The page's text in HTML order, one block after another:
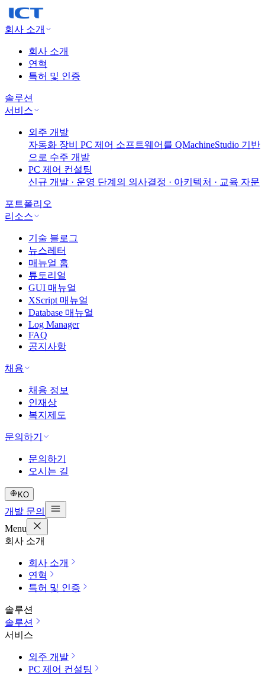
회사 소개
회사 소개
연혁
특허 및 인증
솔루션
서비스
외주 개발
자동화 장비 PC 제어 소프트웨어를 QMachineStudio 기반
으로 수주 개발
PC 제어 컨설팅
신규 개발 · 운영 단계의 의사결정 · 아키텍처 · 교육 자문
포트폴리오
리소스
기술 블로그
뉴스레터
매뉴얼 홈
튜토리얼
GUI 매뉴얼
XScript 매뉴얼
Database 매뉴얼
Log Manager
FAQ
공지사항
채용
채용 정보
인재상
복지제도
문의하기
문의하기
오시는 길
KO
개발 문의
Menu
회사 소개
회사 소개
연혁
특허 및 인증
솔루션
솔루션
서비스
외주 개발
PC 제어 컨설팅